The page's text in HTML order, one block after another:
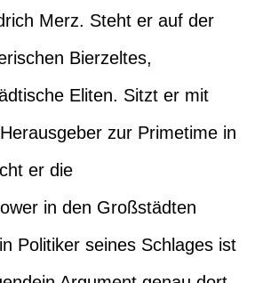
Merz. Steht er auf der
Bierzeltes,
Eliten. Sitzt er mit
zur Primetime in
er die
in den Großstädten
Politiker seines Schlages ist